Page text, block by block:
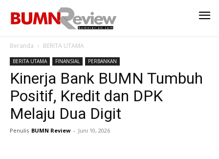
Beranda BERITA UTAMA
BERITA UTAMA FINANSIAL PERBANKAN
Kinerja Bank BUMN Tumbuh
Positif, Kredit dan DPK
Melaju Dua Digit
Penulis BUMN Review - Juni 10, 2026